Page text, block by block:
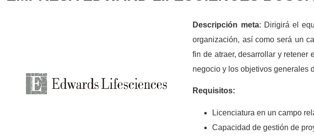
Descripción meta: Dirigirá el
organización, así como será un
fin de atraer, desarrollar y retener
negocio y los objetivos generales
Requisitos:
Licenciatura en un campo
Capacidad de gestión de